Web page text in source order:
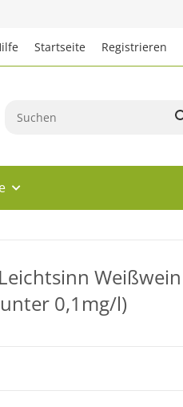
Startseite Registrieren
0,1mg/l)